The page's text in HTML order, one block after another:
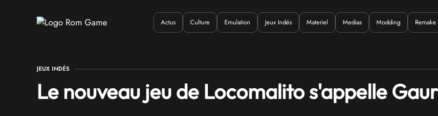
Où ? Quoi ?
Actus Culture Emulation Jeux Indés Materiel Medias Modding Remake
JEUX INDÉS
Le nouveau jeu de Locomalito s'appelle